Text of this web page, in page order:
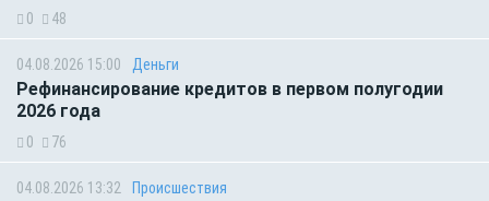
0 48
04.08.2026 15:00 Деньги
Рефинансирование кредитов в первом полугодии
2026 года
0 76
04.08.2026 13:32 Происшествия